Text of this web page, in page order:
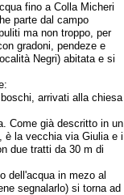
fino a Colla Micheri
parte dal campo
ma non troppo, per
gradoni, pendeze e
Negri) abitata e si
arrivati alla chiesa
Come già descritto in un
è la vecchia via Giulia e i
due tratti da 30 m di
dell'acqua in mezo al
segnalarlo) si torna ad